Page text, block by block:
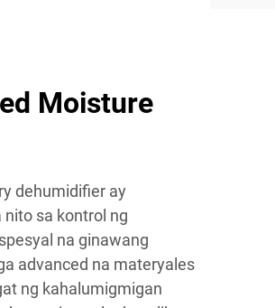
Moisture
dehumidifier ay
sa kontrol ng
na ginawang
advanced na materyales
ng kahalumigmigan